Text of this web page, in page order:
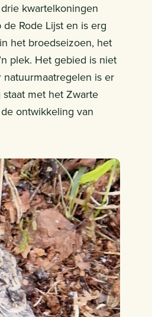
kwartelkoningen
Rode Lijst en is erg
het broedseizoen, het
plek. Het gebied is niet
is er
met het Zwarte
ontwikkeling van